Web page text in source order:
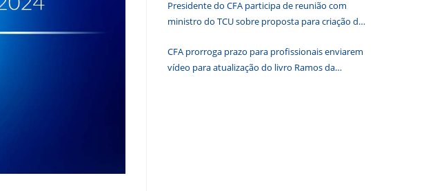
Presidente do CFA participa de reunião com
ministro do TCU sobre proposta para criação de
CFA prorroga prazo para profissionais enviarem
vídeo para atualização do livro Ramos da